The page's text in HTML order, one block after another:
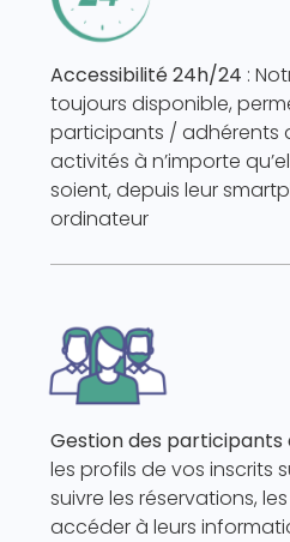
Accessibilité 24h/24 :
toujours disponible,
participants / adhérents
activités à n’importe
soient, depuis leur
ordinateur
Gestion des participants
les profils de vos inscrits
suivre les réservations,
accéder à leurs